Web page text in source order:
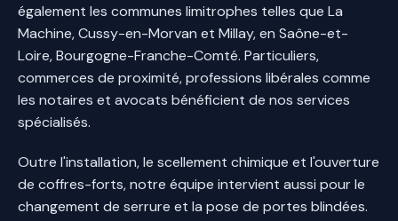
également les communes limitrophes telles que La
Machine, Cussy-en-Morvan et Millay, en Saône-et-
Loire, Bourgogne-Franche-Comté. Particuliers,
commerces de proximité, professions libérales comme
les notaires et avocats bénéficient de nos services
spécialisés.
Outre l'installation, le scellement chimique et l'ouverture
de coffres-forts, notre équipe intervient aussi pour le
changement de serrure et la pose de portes blindées.